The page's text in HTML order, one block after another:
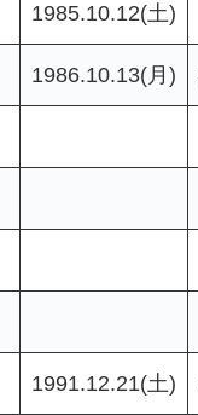
1985.10.12(土)
1986.10.13(月)
1991.12.21(土)